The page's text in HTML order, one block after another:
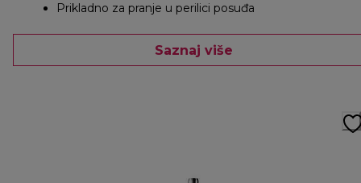
Prikladno za pranje u perilici posuđa
Saznaj više